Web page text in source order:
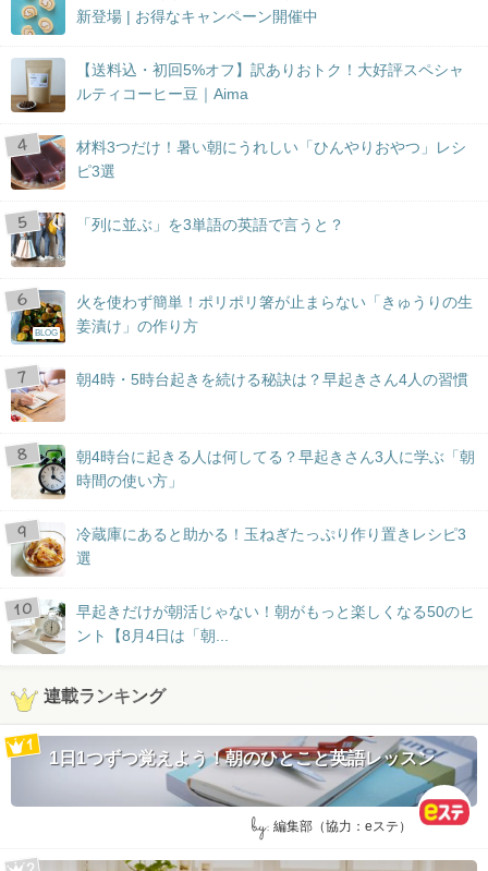
新登場 | お得なキャンペーン開催中
【送料込・初回5%オフ】訳ありおトク！大好評スペシャ
ルティコーヒー豆｜Aima
材料3つだけ！暑い朝にうれしい「ひんやりおやつ」レシ
ピ3選
「列に並ぶ」を3単語の英語で言うと？
BLOG
火を使わず簡単！ポリポリ箸が止まらない「きゅうりの生
姜漬け」の作り方
朝4時・5時台起きを続ける秘訣は？早起きさん4人の習慣
朝4時台に起きる人は何してる？早起きさん3人に学ぶ「朝
時間の使い方」
冷蔵庫にあると助かる！玉ねぎたっぷり作り置きレシピ3
選
早起きだけが朝活じゃない！朝がもっと楽しくなる50のヒ
ント【8月4日は「朝...
連載ランキング
1日1つずつ覚えよう！朝のひとこと英語レッスン
by: 編集部（協力：eステ）